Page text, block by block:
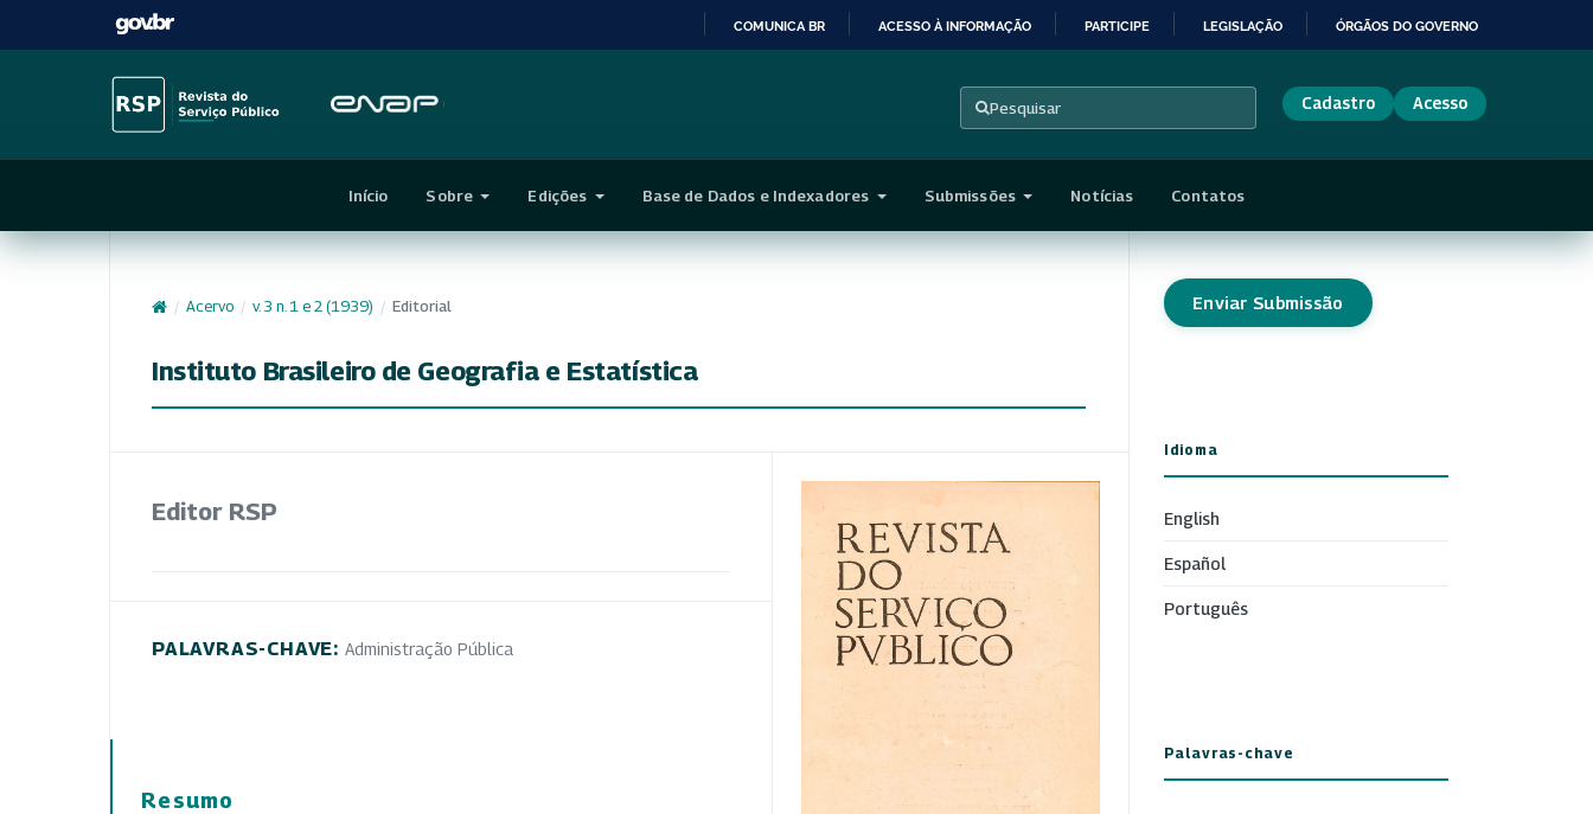
CONTEÚDO
COMUNICA BR ACESSO À INFORMAÇÃO PARTICIPE LEGISLAÇÃO ÓRGÃOS DO GOVERNO
Pesquisar Cadastro Acesso
Início Sobre Edições Base de Dados e Indexadores Submissões Notícias Contatos
/ Acervo / v. 3 n. 1 e 2 (1939) / Editorial
Instituto Brasileiro de Geografia e Estatística
Editor RSP
PALAVRAS-CHAVE: Administração Pública
Resumo
Enviar Submissão
Idioma
English
Español
Português
Palavras-chave